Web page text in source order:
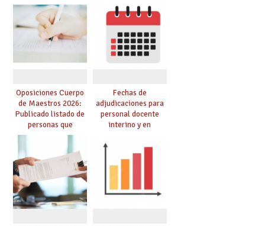
prácticas, se regulan
dichas prácticas y se
convoca acto público
de adjudicación
Cuerpo de Maestros
de especialidades
convocadas a
oposición
Oposiciones Cuerpo
de Maestros 2026:
Publicado listado de
personas que
adquieren nueva
especialidad
Fechas de
adjudicaciones para
personal docente
interino y en
debes saber